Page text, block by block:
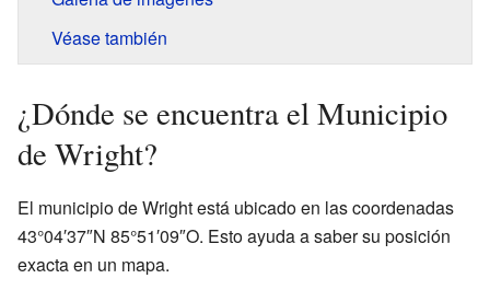
Véase también
¿Dónde se encuentra el Municipio
de Wright?
El municipio de Wright está ubicado en las coordenadas
43°04′37″N 85°51′09″O. Esto ayuda a saber su posición
exacta en un mapa.